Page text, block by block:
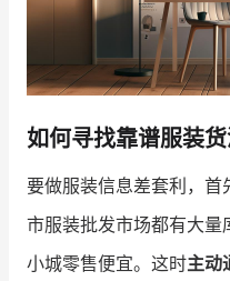
有赞云
如何寻找靠谱服装货
要做服装信息差套利，首
市服装批发市场都有大量
小城零售便宜。这时主动